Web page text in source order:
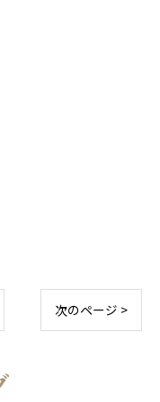
次のページ >